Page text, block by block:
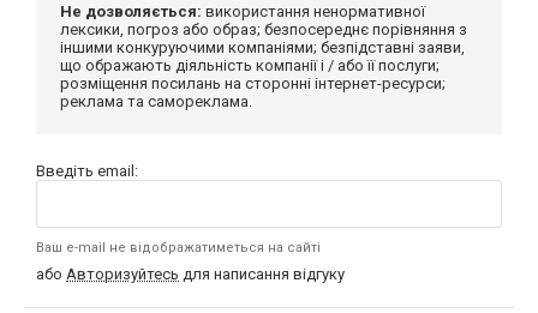
Не дозволяється: використання ненормативної
лексики, погроз або образ; безпосереднє порівняння з
іншими конкуруючими компаніями; безпідставні заяви,
що ображають діяльність компанії і / або її послуги;
розміщення посилань на сторонні інтернет-ресурси;
реклама та самореклама.
Введіть email:
Ваш e-mail не відображатиметься на сайті
або Авторизуйтесь для написання відгуку